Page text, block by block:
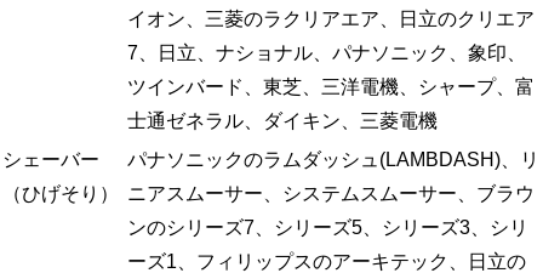
イオン、三菱のラクリアエア、日立のクリエア
7、日立、ナショナル、パナソニック、象印、
ツインバード、東芝、三洋電機、シャープ、富
士通ゼネラル、ダイキン、三菱電機
シェーバー
（ひげそり）
パナソニックのラムダッシュ(LAMBDASH)、リ
ニアスムーサー、システムスムーサー、ブラウ
ンのシリーズ7、シリーズ5、シリーズ3、シリ
ーズ1、フィリップスのアーキテック、日立の